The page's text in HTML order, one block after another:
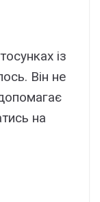
із
Він не
на